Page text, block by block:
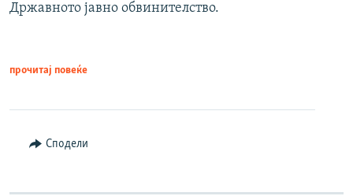
Државното јавно обвинителство.
прочитај повеќе
Сподели